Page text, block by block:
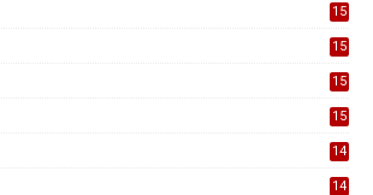
15
15
15
15
14
14